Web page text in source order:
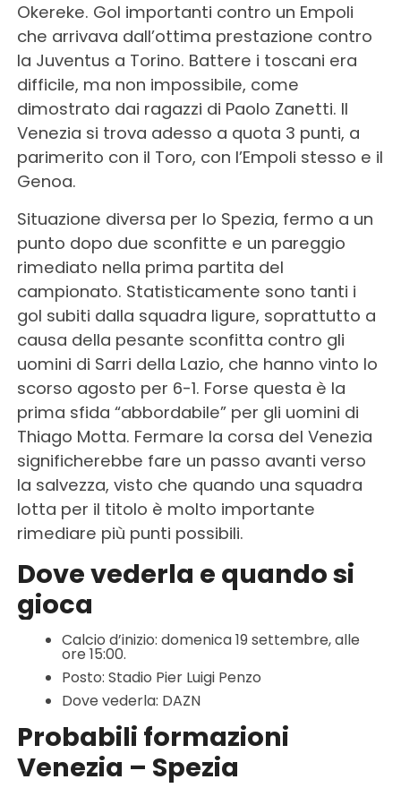
Okereke. Gol importanti contro un Empoli
che arrivava dall’ottima prestazione contro
la Juventus a Torino. Battere i toscani era
difficile, ma non impossibile, come
dimostrato dai ragazzi di Paolo Zanetti. Il
Venezia si trova adesso a quota 3 punti, a
parimerito con il Toro, con l’Empoli stesso e il
Genoa.
Situazione diversa per lo Spezia, fermo a un
punto dopo due sconfitte e un pareggio
rimediato nella prima partita del
campionato. Statisticamente sono tanti i
gol subiti dalla squadra ligure, soprattutto a
causa della pesante sconfitta contro gli
uomini di Sarri della Lazio, che hanno vinto lo
scorso agosto per 6-1. Forse questa è la
prima sfida “abbordabile” per gli uomini di
Thiago Motta. Fermare la corsa del Venezia
significherebbe fare un passo avanti verso
la salvezza, visto che quando una squadra
lotta per il titolo è molto importante
rimediare più punti possibili.
Dove vederla e quando si
gioca
Calcio d’inizio: domenica 19 settembre, alle
ore 15:00.
Posto: Stadio Pier Luigi Penzo
Dove vederla: DAZN
Probabili formazioni
Venezia – Spezia